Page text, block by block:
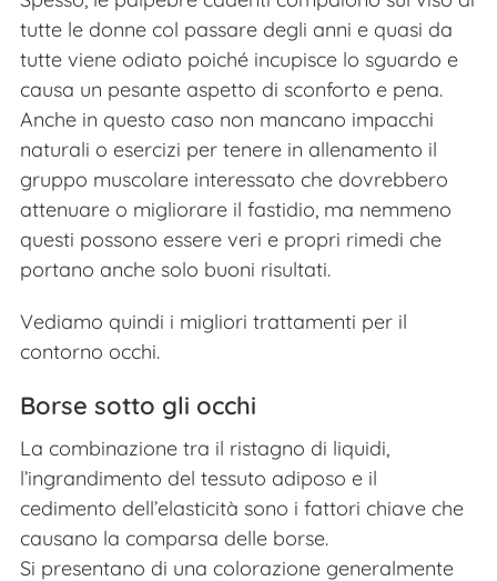
tutte le donne col passare degli anni e quasi da
tutte viene odiato poiché incupisce lo sguardo e
causa un pesante aspetto di sconforto e pena.
Anche in questo caso non mancano impacchi
naturali o esercizi per tenere in allenamento il
gruppo muscolare interessato che dovrebbero
attenuare o migliorare il fastidio, ma nemmeno
questi possono essere veri e propri rimedi che
portano anche solo buoni risultati.
Vediamo quindi i migliori trattamenti per il
contorno occhi.
Borse sotto gli occhi
La combinazione tra il ristagno di liquidi,
l’ingrandimento del tessuto adiposo e il
cedimento dell’elasticità sono i fattori chiave che
causano la comparsa delle borse.
Si presentano di una colorazione generalmente